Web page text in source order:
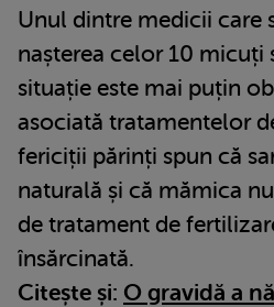
Unul dintre medicii care
nașterea celor 10 micuți
situație este mai puțin
asociată tratamentelor
fericiții părinți spun că
naturală și că mămica
de tratament de
însărcinată.
Citește și: O gravidă a